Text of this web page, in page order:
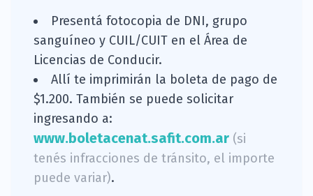
Presentá fotocopia de DNI, grupo
sanguíneo y CUIL/CUIT en el Área de
Licencias de Conducir.
Allí te imprimirán la boleta de pago de
$1.200. También se puede solicitar
ingresando a:
www.boletacenat.safit.com.ar (si
tenés infracciones de tránsito, el importe
puede variar).